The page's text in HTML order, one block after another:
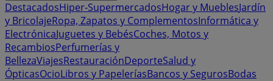
DestacadosHiper-SupermercadosHogar y MueblesJardín
y BricolajeRopa, Zapatos y ComplementosInformática y
ElectrónicaJuguetes y BebésCoches, Motos y
RecambiosPerfumerías y
BellezaViajesRestauraciónDeporteSalud y
ÓpticasOcioLibros y PapeleríasBancos y SegurosBodas